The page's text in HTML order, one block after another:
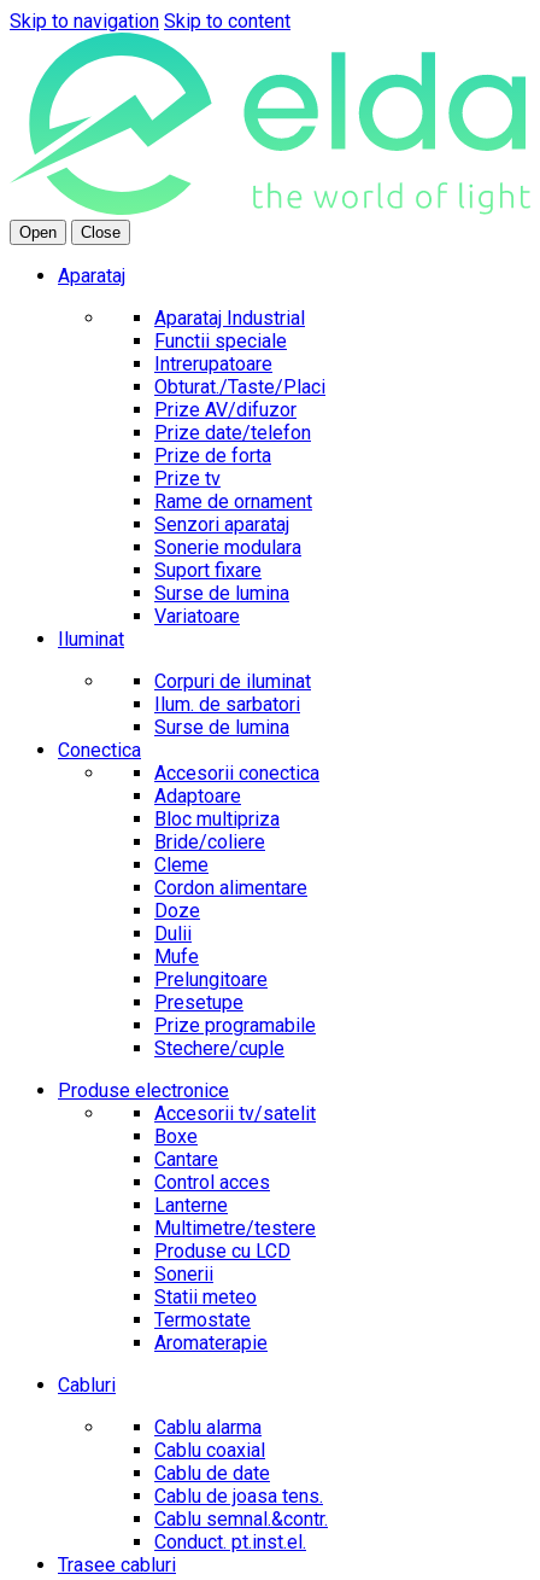
Skip to navigation Skip to content
Open Close
Aparataj
Aparataj Industrial
Functii speciale
Intrerupatoare
Obturat./Taste/Placi
Prize AV/difuzor
Prize date/telefon
Prize de forta
Prize tv
Rame de ornament
Senzori aparataj
Sonerie modulara
Suport fixare
Surse de lumina
Variatoare
Iluminat
Corpuri de iluminat
Ilum. de sarbatori
Surse de lumina
Conectica
Accesorii conectica
Adaptoare
Bloc multipriza
Bride/coliere
Cleme
Cordon alimentare
Doze
Dulii
Mufe
Prelungitoare
Presetupe
Prize programabile
Stechere/cuple
Produse electronice
Accesorii tv/satelit
Boxe
Cantare
Control acces
Lanterne
Multimetre/testere
Produse cu LCD
Sonerii
Statii meteo
Termostate
Aromaterapie
Cabluri
Cablu alarma
Cablu coaxial
Cablu de date
Cablu de joasa tens.
Cablu semnal.&contr.
Conduct. pt.inst.el.
Trasee cabluri